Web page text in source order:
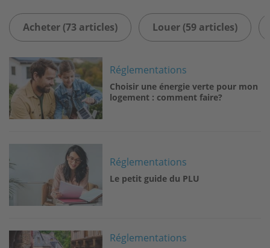
Acheter (73 articles) Louer (59 articles)
Image
Réglementations
Choisir une énergie verte pour mon
logement : comment faire?
Réglementations
Le petit guide du PLU
Image Réglementations